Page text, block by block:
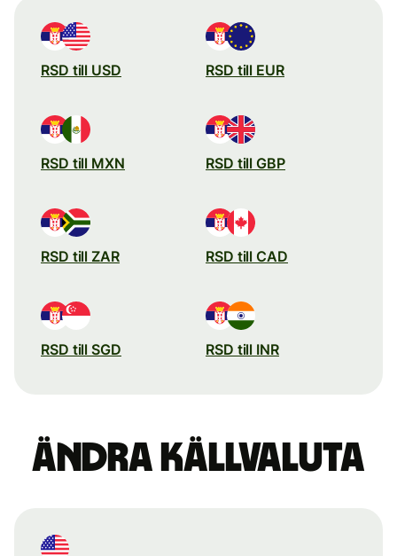
RSD till USD RSD till EUR
RSD till MXN RSD till GBP
RSD till ZAR RSD till CAD
RSD till SGD RSD till INR
Ändra källvaluta